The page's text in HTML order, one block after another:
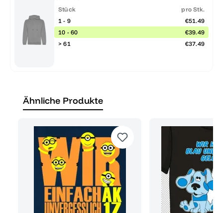
Stück
pro Stk.
1 - 9
€51.49
10 - 60
€39.49
> 61
€37.49
Ähnliche Produkte